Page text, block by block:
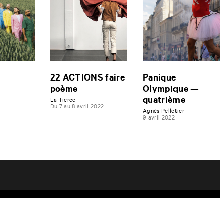
22 ACTIONS faire
poème
La Tierce
Du 7 au 8 avril 2022
Panique
Olympique —
quatrième
Agnès Pelletier
9 avril 2022